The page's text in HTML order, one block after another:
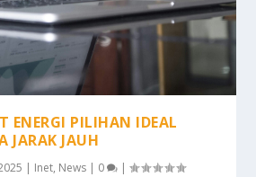
ENERGI PILIHAN IDEAL
JARAK JAUH
| Inet, News | 0 |